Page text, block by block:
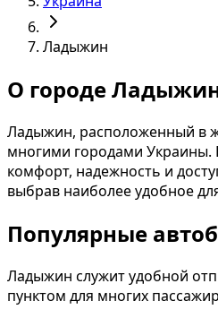
Ладыжин
О городе
Ладыжин, расположенный в
многими городами Украины.
комфорт, надежность и
выбрав наиболее удобное
Популярные
Ладыжин служит удобной
пунктом для многих